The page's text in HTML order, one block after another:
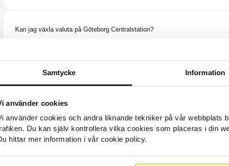
Samtycke Information
använder cookies
använder cookies och andra liknande tekniker på vår webbplats
Du kan själv kontrollera vilka cookies som placeras i din
hittar mer information i vår cookie policy.
Kan jag växla valuta på Göteborg Centralstation?
Är FOREX Göteborg Centralstation ett bra alternativ för resenärer?
Kan jag skicka pengar hos FOREX Göteborg Centralstation?